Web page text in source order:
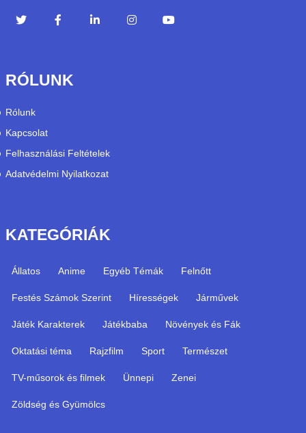
RÓLUNK
Rólunk
Kapcsolat
Felhasználási Feltételek
Adatvédelmi Nyilatkozat
KATEGÓRIÁK
Állatos Anime Egyéb Témák Felnőtt
Festés Számok Szerint Hírességek Járművek
Játék Karakterek Játékbaba Növények és Fák
Oktatási téma Rajzfilm Sport Természet
TV-műsorok és filmek Ünnepi Zenei
Zöldség és Gyümölcs